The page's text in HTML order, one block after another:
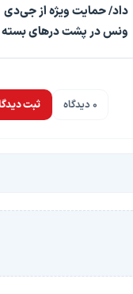
داد/ حمایت ویژه از جی‌دی
ونس در پشت درهای بسته
0 دیدگاه ثبت